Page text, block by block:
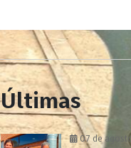
Últimas
07 de agosto